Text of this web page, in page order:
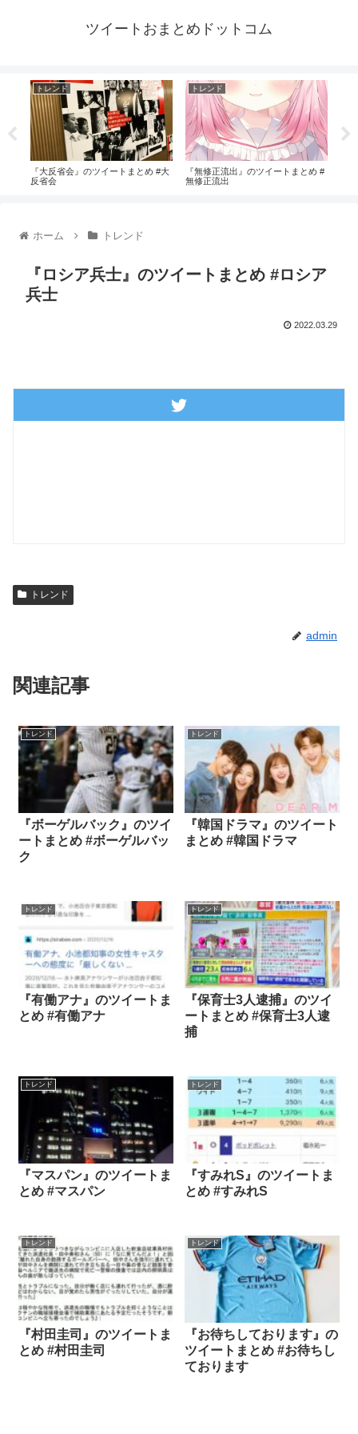
ツイートおまとめドットコム
トレンド
『大反省会』のツイートまとめ #大
反省会
トレンド
『無修正流出』のツイートまとめ #
無修正流出
ホーム トレンド
『ロシア兵士』のツイートまとめ #ロシア
兵士
2022.03.29
トレンド
admin
関連記事
トレンド
『ボーゲルバック』のツイ
ートまとめ #ボーゲルバッ
ク
トレンド
『韓国ドラマ』のツイート
まとめ #韓国ドラマ
トレンド
『有働アナ』のツイートま
とめ #有働アナ
トレンド
『保育士3人逮捕』のツイ
ートまとめ #保育士3人逮
捕
トレンド
『マスパン』のツイートま
とめ #マスパン
トレンド
『すみれS』のツイートま
とめ #すみれS
トレンド
『村田圭司』のツイートま
とめ #村田圭司
トレンド
『お待ちしております』の
ツイートまとめ #お待ちし
ております